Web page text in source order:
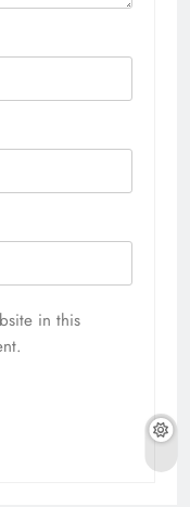
in this